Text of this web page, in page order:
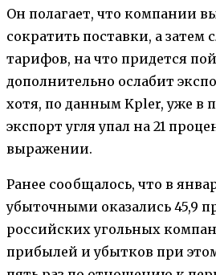
Он полагает, что компании
сократить поставки, а затем
тарифов, на что придется
дополнительно ослабит
хотя, по данным Kpler, уже в
экспорт угля упал на 21
выражении.
Ранее сообщалось, что в
убыточными оказались 45,9
российских угольных
прибылей и убытков при